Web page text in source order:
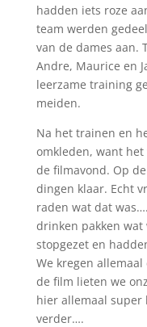
hadden iets roze
team werden
van de dames aan.
Andre, Maurice en
leerzame training
meiden.
Na het trainen en
omkleden, want het
de filmavond. Op
dingen klaar. Echt
raden wat dat
drinken pakken
stopgezet en
We kregen
de film lieten we
hier allemaal super
verder….